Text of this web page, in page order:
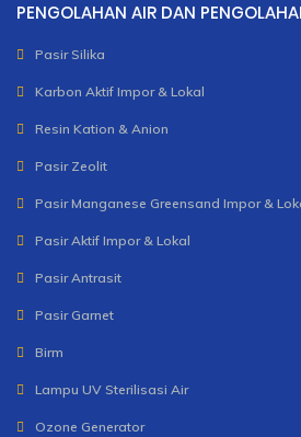
PENGOLAHAN AIR DAN
Pasir Silika
Karbon Aktif Impor & Lokal
Resin Kation & Anion
Pasir Zeolit
Pasir Manganese Greensand Impor &
Pasir Aktif Impor & Lokal
Pasir Antrasit
Pasir Garnet
Birm
Lampu UV Sterilisasi Air
Ozone Generator